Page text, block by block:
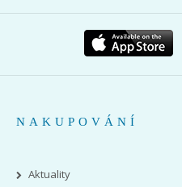
NAKUPOVÁNÍ
Aktuality